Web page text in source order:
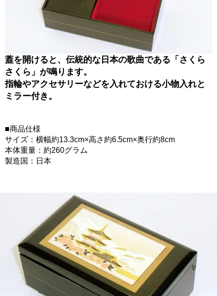
蓋を開けると、伝統的な日本の歌曲である「さくら
さくら」が鳴ります。
指輪やアクセサリーなどを入れておける小物入れと
ミラー付き。
■商品仕様
サイズ：横幅約13.3cm×高さ約6.5cm×奥行約8cm
本体重量：約260グラム
製造国：日本